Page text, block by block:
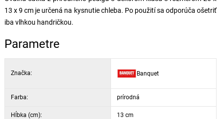
13 x 9 cm je určená na kysnutie chleba. Po použití sa odporúča ošetriť
iba vlhkou handričkou.
Parametre
Značka: Banquet
Farba: prírodná
Hĺbka (cm): 13 cm